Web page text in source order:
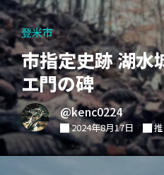
登米市
市指定史跡 湖水
エ門の碑
@kenc0224
2024年8月17日